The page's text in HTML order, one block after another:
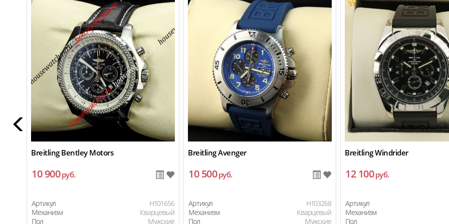
Breitling Bentley Motors
10 900руб.
Артикул
H101656
Механизм
Кварцевый
Пол
Мужские
Breitling Avenger
10 500руб.
Артикул
H103268
Механизм
Кварцевый
Пол
Мужские
Breitling Windrider
12 100руб.
Артикул
Механизм
Пол